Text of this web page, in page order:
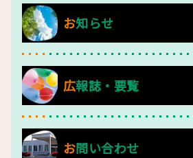
お知らせ
広報誌・要覧
お問い合わせ